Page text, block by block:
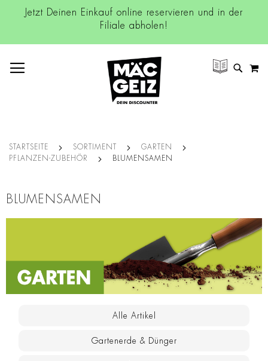
Jetzt Deinen Einkauf online reservieren und in der
Filiale abholen!
SUCHE
STARTSEITE SORTIMENT
GARTEN
PFLANZEN-ZUBEHÖR
BLUMENSAMEN
BLUMENSAMEN
Alle Artikel
Gartenerde & Dünger